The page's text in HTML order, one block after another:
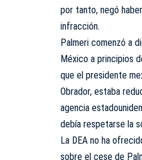
por tanto, negó
infracción.
Palmeri comenzó a
México a principios
que el presidente
Obrador, estaba
agencia
debía respetarse la
La DEA no ha
sobre el cese de